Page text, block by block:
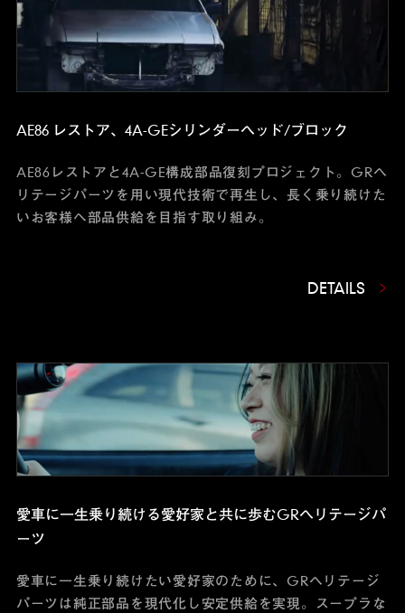
AE86 レストア、 4A-GEシリンダーヘッド/ブロック
AE86レストアと4A-GE構成部品復刻プロジェクト。GRヘ
リテージパーツを用い現代技術で再生し、長く乗り続けた
いお客様へ部品供給を目指す取り組み。
DETAILS
愛車に一生乗り続ける愛好家と共に歩むGRヘリテージパ
ーツ
愛車に一生乗り続けたい愛好家のために、GRヘリテージ
パーツは純正部品を現代化し安定供給を実現。スープラな